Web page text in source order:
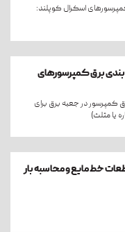
اسکرال کوپلند:
برق کمپرسورهای
کمپرسور در جعبه برق برای
یا مثلث)
خط مایع و محاسبه بار